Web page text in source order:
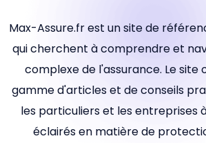
Max-Assure.fr est un site de
qui cherchent à comprendre et
complexe de l'assurance. Le site
gamme d'articles et de conseils
les particuliers et les entreprises
éclairés en matière de